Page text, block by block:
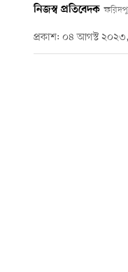
নিজস্ব প্রতিবেদক
প্রকাশ: ০৪ আগস্ট